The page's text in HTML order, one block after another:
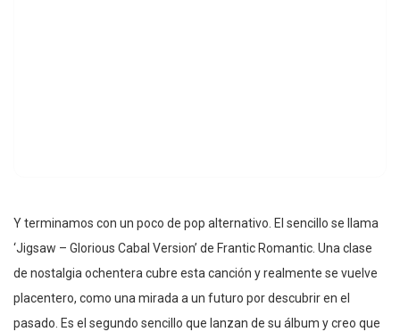
Y terminamos con un poco de pop alternativo. El sencillo se llama
‘Jigsaw – Glorious Cabal Version’ de Frantic Romantic. Una clase
de nostalgia ochentera cubre esta canción y realmente se vuelve
placentero, como una mirada a un futuro por descubrir en el
pasado. Es el segundo sencillo que lanzan de su álbum y creo que